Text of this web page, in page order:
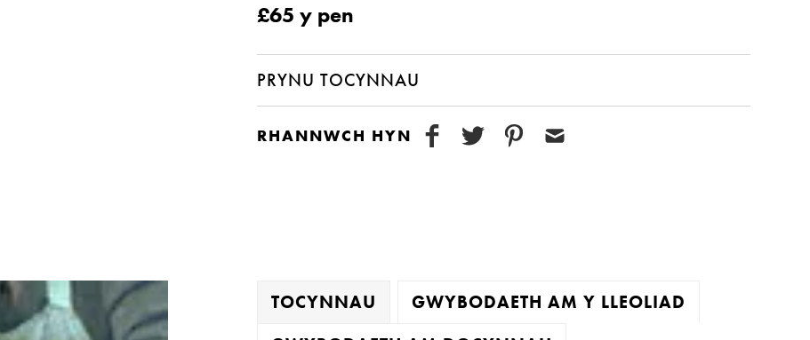
£65 y pen
PRYNU TOCYNNAU
RHANNWCH HYN
TOCYNNAU
GWYBODAETH AM Y LLEOLIAD